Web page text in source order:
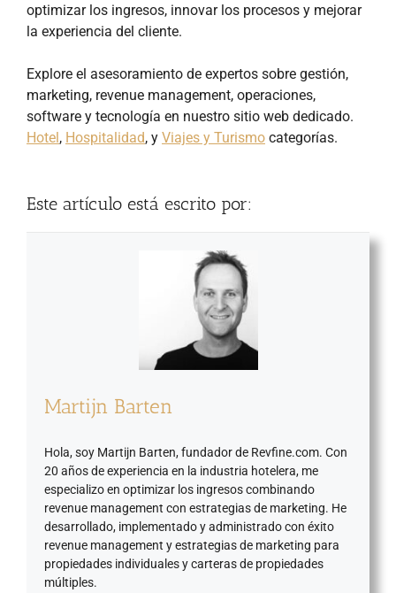
optimizar los ingresos, innovar los procesos y mejorar
la experiencia del cliente.
Explore el asesoramiento de expertos sobre gestión,
marketing, revenue management, operaciones,
software y tecnología en nuestro sitio web dedicado.
Hotel , Hospitalidad, y Viajes y Turismo categorías.
Este artículo está escrito por:
Martijn Barten
Hola, soy Martijn Barten, fundador de Revfine.com. Con
20 años de experiencia en la industria hotelera, me
especializo en optimizar los ingresos combinando
revenue management con estrategias de marketing. He
desarrollado, implementado y administrado con éxito
revenue management y estrategias de marketing para
propiedades individuales y carteras de propiedades
múltiples.